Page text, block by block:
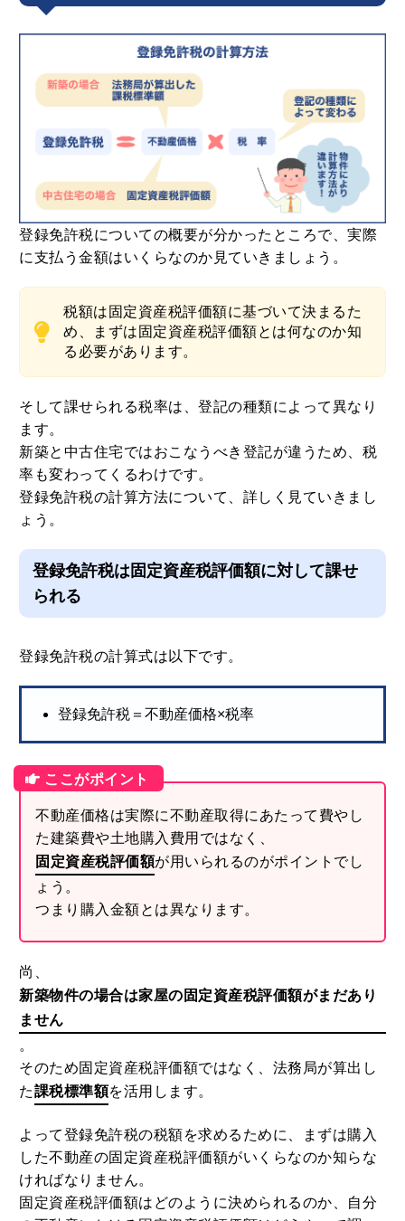
れの要件を確認しよう
登録免許税についての概要が分かったところで、実際
に支払う金額はいくらなのか見ていきましょう。
税額は固定資産税評価額に基づいて決まるた
め、まずは固定資産税評価額とは何なのか知
そして課せられる税率は、登記の種類によって異なり
ます。
新築と中古住宅ではおこなうべき登記が違うため、税
登録免許税の計算方法について、詳しく見ていきまし
ょう。
られる
登録免許税の計算式は以下です。
登録免許税＝不動産価格×税率
不動産価格は実際に不動産取得にあたって費やし
た建築費や土地購入費用ではなく、
つまり購入金額とは異なります。
新築物件の場合は家屋の固定資産税評価額がまだあり
ません
そのため固定資産税評価額ではなく、法務局が算出し
た 課税標準額を活用します。
よって登録免許税の税額を求めるために、まずは購入